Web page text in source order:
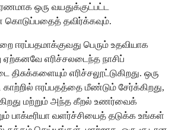
ஒரு வயதுக்குட்பட்ட
தவிர்க்கவும்.
ஈரப்பதமாக்குவது பெரும் உதவியாக
ஏற்கனவே எரிச்சலடைந்த நாசிப்
எரிச்சலூட்டுகிறது. ஒரு
காற்றில் ஈரப்பதத்தை மீண்டும் சேர்க்கிறது,
மற்றும் அந்த கீறல் உணர்வைக்
பாக்டீரியா வளர்ச்சியைத் தடுக்க உங்கள்